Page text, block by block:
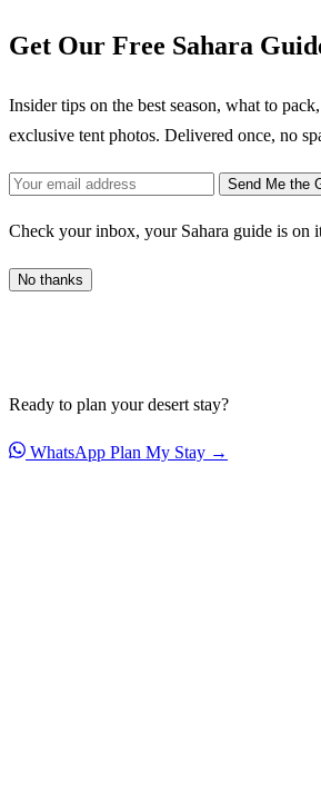
Get Our Free Sahara
Insider tips on the best season, what to
exclusive tent photos. Delivered once, no
Send Me the
Check your inbox, your Sahara guide is on
No thanks
Ready to plan your desert stay?
WhatsApp Plan My Stay →